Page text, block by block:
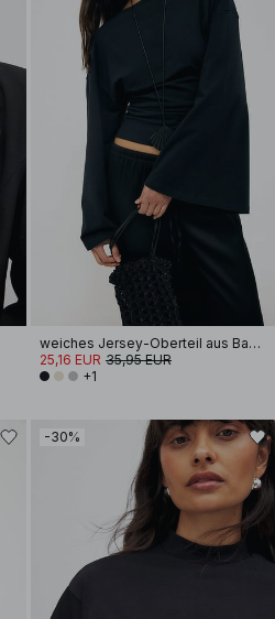
weiches Jersey-Oberteil aus Baumwolle mit weiten Ärmeln
25,16 EUR 35,95 EUR
+1
-30%